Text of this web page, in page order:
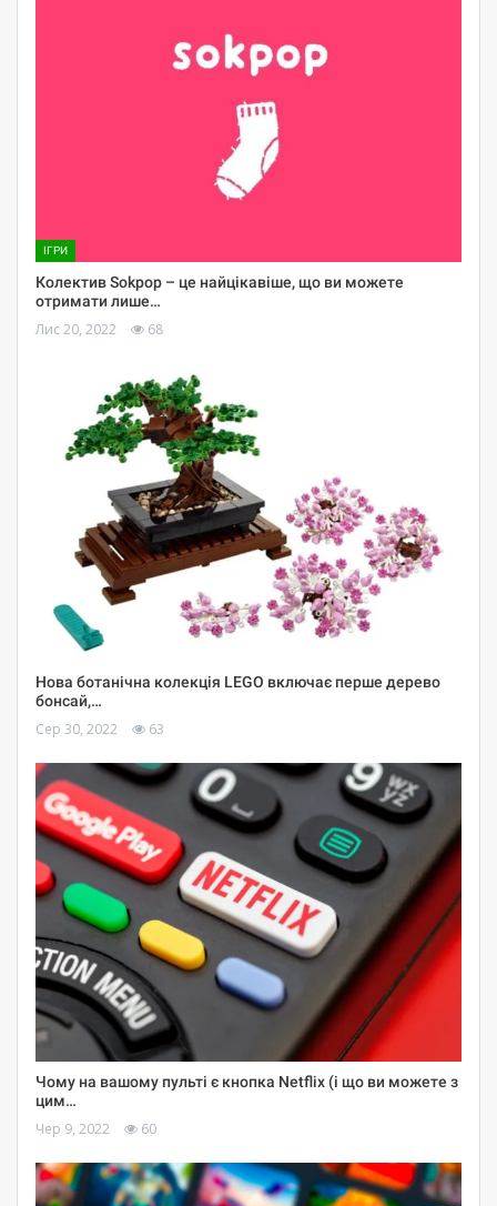
ІГРИ
Колектив Sokpop – це найцікавіше, що ви можете
отримати лише…
Лис 20, 2022 68
Нова ботанічна колекція LEGO включає перше дерево
бонсай,…
Сер 30, 2022 63
Чому на вашому пульті є кнопка Netflix (і що ви можете з
цим…
Чер 9, 2022 60